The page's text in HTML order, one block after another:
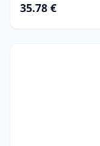
35.78 €